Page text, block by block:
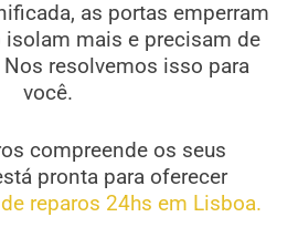
as portas emperram
isolam mais e precisam de
resolvemos isso para
você.
compreende os seus
pronta para oferecer
de reparos 24hs em Lisboa.